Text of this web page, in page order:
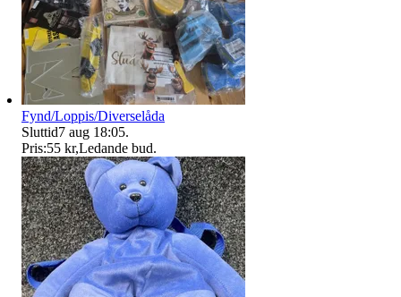
Fynd/Loppis/Diverselåda
Sluttid7 aug 18:05.
Pris:55 kr,Ledande bud.